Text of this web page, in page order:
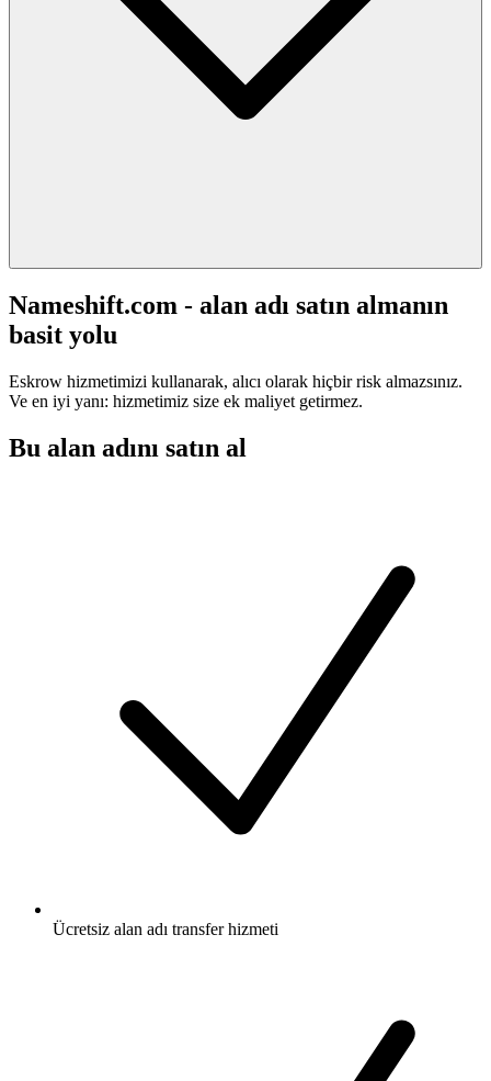
Nameshift.com - alan adı satın almanın
basit yolu
Eskrow hizmetimizi kullanarak, alıcı olarak hiçbir risk almazsınız.
Ve en iyi yanı: hizmetimiz size ek maliyet getirmez.
Bu alan adını satın al
Ücretsiz alan adı transfer hizmeti